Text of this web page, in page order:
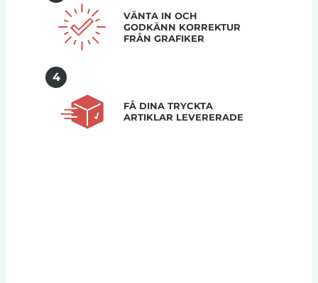
VÄNTA IN OCH
GODKÄNN KORREKTUR
FRÅN GRAFIKER
4
FÅ DINA TRYCKTA
ARTIKLAR LEVERERADE